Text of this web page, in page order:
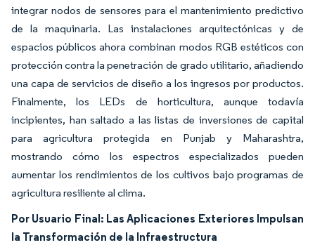
integrar nodos de sensores para el mantenimiento predictivo
de la maquinaria. Las instalaciones arquitectónicas y de
espacios públicos ahora combinan modos RGB estéticos con
protección contra la penetración de grado utilitario, añadiendo
una capa de servicios de diseño a los ingresos por productos.
Finalmente, los LEDs de horticultura, aunque todavía
incipientes, han saltado a las listas de inversiones de capital
para agricultura protegida en Punjab y Maharashtra,
mostrando cómo los espectros especializados pueden
aumentar los rendimientos de los cultivos bajo programas de
agricultura resiliente al clima.
Por Usuario Final: Las Aplicaciones Exteriores Impulsan
la Transformación de la Infraestructura